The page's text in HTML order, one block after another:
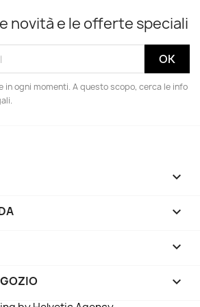
novità e le offerte speciali
in ogni momenti. A questo scopo, cerca le info



keyboard_arrow_down